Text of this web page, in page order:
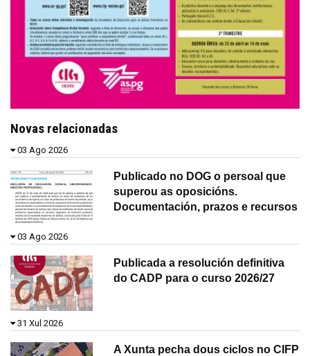
Novas relacionadas
03 Ago 2026
Publicado no DOG o persoal que
superou as oposicións.
Documentación, prazos e recursos
03 Ago 2026
Publicada a resolución definitiva
do CADP para o curso 2026/27
31 Xul 2026
A Xunta pecha dous ciclos no CIFP